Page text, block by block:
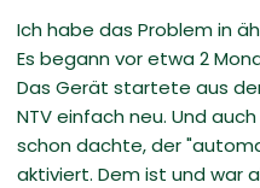
Ich habe das Problem in
Es begann vor etwa 2
Das Gerät startete aus
NTV einfach neu. Und
schon dachte, der
aktiviert. Dem ist und war